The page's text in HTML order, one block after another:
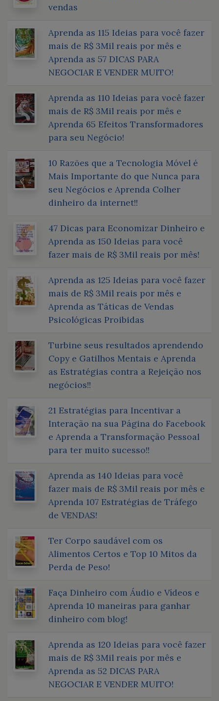
vendas
Aprenda as 115 Ideias para você fazer
mais de R$ 3Mil reais por mês e
Aprenda as 57 DICAS PARA
NEGOCIAR E VENDER MUITO!
Aprenda as 110 Ideias para você fazer
mais de R$ 3Mil reais por mês e
Aprenda 65 Efeitos Transformadores
para seu Negócio!
10 Razões que a Tecnologia Móvel é
Mais Importante do que Nunca para
seu Negócios e Aprenda Colher
dinheiro da internet!!
47 Dicas para Economizar Dinheiro e
Aprenda as 150 Ideias para você
fazer mais de R$ 3Mil reais por mês!
Aprenda as 125 Ideias para você fazer
mais de R$ 3Mil reais por mês e
Aprenda as Táticas de Vendas
Psicológicas Proibidas
Turbine seus resultados aprendendo
Copy e Gatilhos Mentais e Aprenda
as Estratégias contra a Rejeição nos
negócios!!
21 Estratégias para Incentivar a
Interação na sua Página do Facebook
e Aprenda a Transformação Pessoal
para ter muito sucesso!!
Aprenda as 140 Ideias para você
fazer mais de R$ 3Mil reais por mês e
Aprenda 107 Estratégias de Tráfego
de VENDAS!
Ter Corpo saudável com os
Alimentos Certos e Top 10 Mitos da
Perda de Peso!
Faça Dinheiro com Áudio e Vídeos e
Aprenda 10 maneiras para ganhar
dinheiro com blog!
Aprenda as 120 Ideias para você fazer
mais de R$ 3Mil reais por mês e
Aprenda as 52 DICAS PARA
NEGOCIAR E VENDER MUITO!